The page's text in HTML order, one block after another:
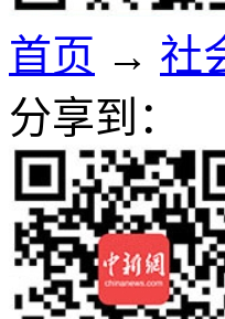
首页 → 社
分享到：